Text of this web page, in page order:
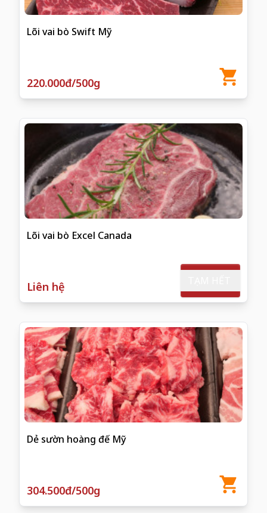
Lõi vai bò Swift Mỹ
220.000đ/500g
Lõi vai bò Excel Canada
Liên hệ
Dẻ sườn hoàng đế Mỹ
304.500đ/500g